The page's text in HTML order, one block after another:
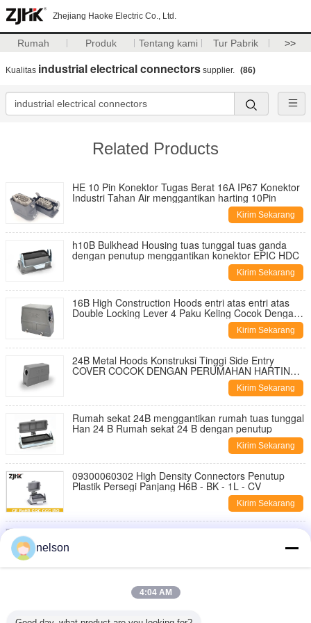
Zhejiang Haoke Electric Co., Ltd.
Rumah Produk Tentang kami Tur Pabrik >>
Kualitas industrial electrical connectors supplier. (86)
Related Products
HE 10 Pin Konektor Tugas Berat 16A IP67 Konektor
Industri Tahan Air menggantikan harting 10Pin
Kirim Sekarang
h10B Bulkhead Housing tuas tunggal tuas ganda
dengan penutup menggantikan konektor EPIC HDC
Kirim Sekarang
16B High Construction Hoods entri atas entri atas
Double Locking Lever 4 Paku Keling Cocok Dengan
Kirim Sekarang
24B Metal Hoods Konstruksi Tinggi Side Entry
COVER COCOK DENGAN PERUMAHAN HARTING
Kirim Sekarang
Rumah sekat 24B menggantikan rumah tuas tunggal
Han 24 B Rumah sekat 24 B dengan penutup
Kirim Sekarang
09300060302 High Density Connectors Penutup
Plastik Persegi Panjang H6B - BK - 1L - CV
Kirim Sekarang
Konektor Listrik Heavy Duty Industri H6B - TE - 2B -
PG16 Dengan Entri Atas
nelson
4:04 AM